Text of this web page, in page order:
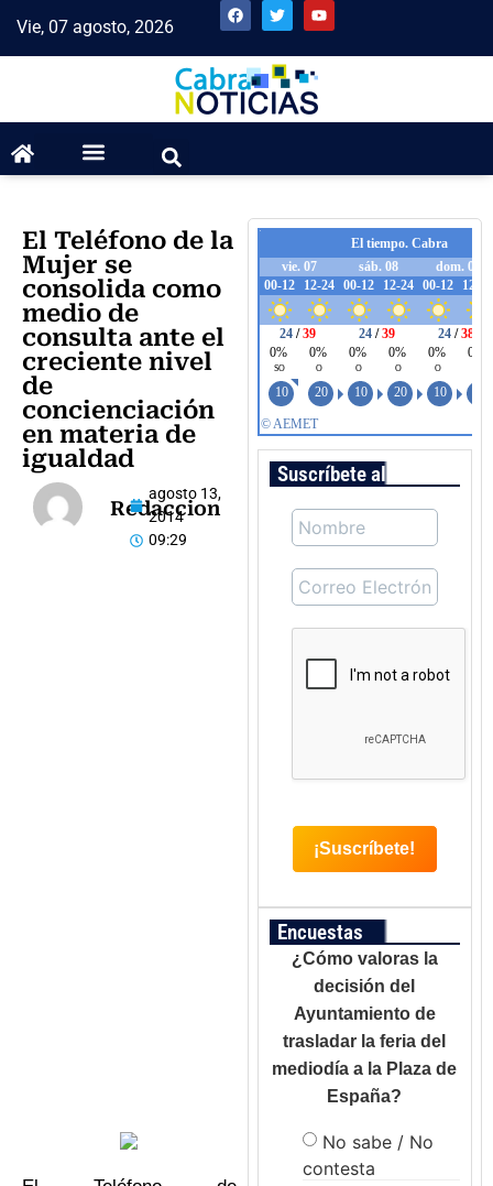
Vie, 07 agosto, 2026
El Teléfono de la
Mujer se
consolida como
medio de
consulta ante el
creciente nivel
de
concienciación
en materia de
igualdad
Redaccion
agosto 13,
2014
09:29
Suscríbete al boletín
Encuestas
¿Cómo valoras la
decisión del
Ayuntamiento de
trasladar la feria del
mediodía a la Plaza de
España?
No sabe / No
contesta